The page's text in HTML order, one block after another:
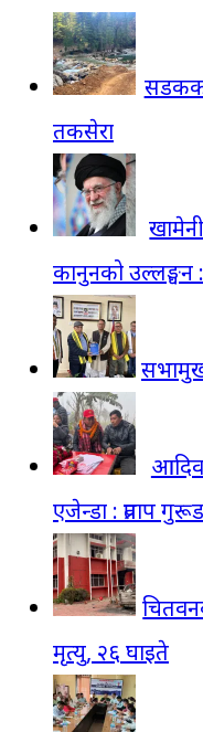
तकसेरा
कानुनको उल्लङ्घन :
सभामुख
एजेन्डा : प्रताप
मृत्यु, २६ घाइते